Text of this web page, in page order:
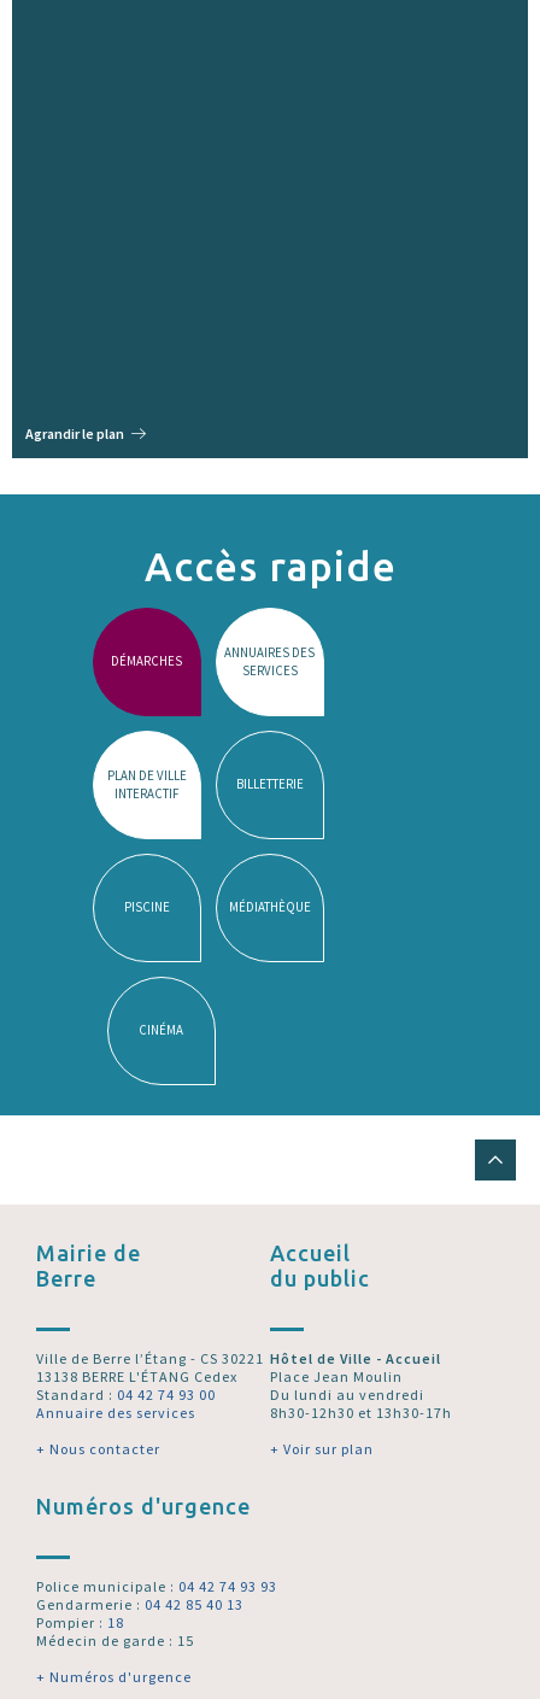
Agrandir le plan
Accès rapide
DÉMARCHES
ANNUAIRES DES
SERVICES
PLAN DE VILLE
INTERACTIF
BILLETTERIE
PISCINE MÉDIATHÈQUE
CINÉMA
Mairie de
Berre
Ville de Berre l’Étang - CS 30221
13138 BERRE L'ÉTANG Cedex
Standard : 04 42 74 93 00
Annuaire des services
+ Nous contacter
Accueil
du public
Hôtel de Ville - Accueil
Place Jean Moulin
Du lundi au vendredi
8h30-12h30 et 13h30-17h
+ Voir sur plan
Numéros d'urgence
Police municipale : 04 42 74 93 93
Gendarmerie : 04 42 85 40 13
Pompier : 18
Médecin de garde : 15
+ Numéros d'urgence